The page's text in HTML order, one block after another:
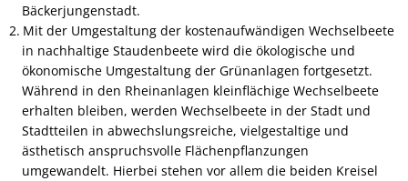
Bäckerjungenstadt.
Mit der Umgestaltung der kostenaufwändigen Wechselbeete
in nachhaltige Staudenbeete wird die ökologische und
ökonomische Umgestaltung der Grünanlagen fortgesetzt.
Während in den Rheinanlagen kleinflächige Wechselbeete
erhalten bleiben, werden Wechselbeete in der Stadt und
Stadtteilen in abwechslungsreiche, vielgestaltige und
ästhetisch anspruchsvolle Flächenpflanzungen
umgewandelt. Hierbei stehen vor allem die beiden Kreisel